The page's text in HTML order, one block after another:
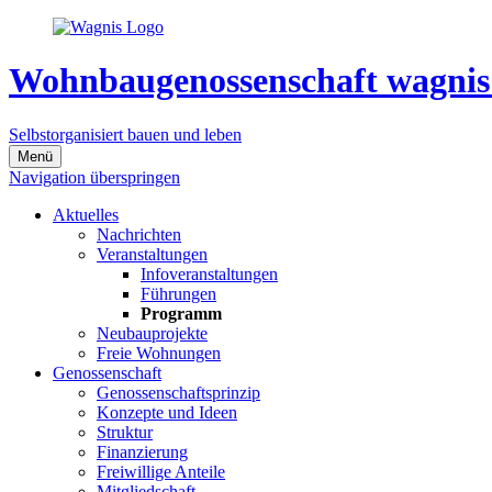
Wohnbaugenossenschaft
Selbstorganisiert bauen und leben
Menü
Navigation überspringen
Aktuelles
Nachrichten
Veranstaltungen
Infoveranstaltungen
Führungen
Programm
Neubauprojekte
Freie Wohnungen
Genossenschaft
Genossenschaftsprinzip
Konzepte und Ideen
Struktur
Finanzierung
Freiwillige Anteile